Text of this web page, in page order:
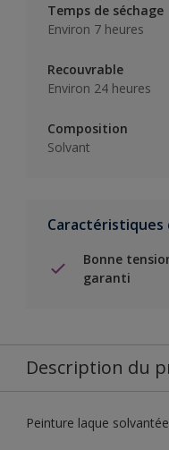
Temps de séchage
Environ 7 heures
Recouvrable
Environ 24 heures
Composition
Solvant
Bonne
garanti
Description du
Peinture laque